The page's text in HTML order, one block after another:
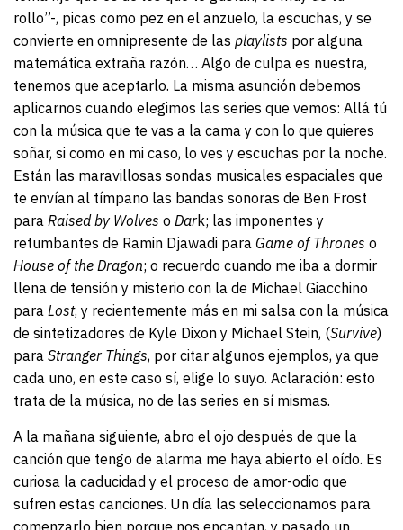
rollo”-, picas como pez en el anzuelo, la escuchas, y se
convierte en omnipresente de las playlists por alguna
matemática extraña razón… Algo de culpa es nuestra,
tenemos que aceptarlo. La misma asunción debemos
aplicarnos cuando elegimos las series que vemos: Allá tú
con la música que te vas a la cama y con lo que quieres
soñar, si como en mi caso, lo ves y escuchas por la noche.
Están las maravillosas sondas musicales espaciales que
te envían al tímpano las bandas sonoras de Ben Frost
para Raised by Wolves o Dark; las imponentes y
retumbantes de Ramin Djawadi para Game of Thrones o
House of the Dragon; o recuerdo cuando me iba a dormir
llena de tensión y misterio con la de Michael Giacchino
para Lost, y recientemente más en mi salsa con la música
de sintetizadores de Kyle Dixon y Michael Stein, (Survive)
para Stranger Things, por citar algunos ejemplos, ya que
cada uno, en este caso sí, elige lo suyo. Aclaración: esto
trata de la música, no de las series en sí mismas.
A la mañana siguiente, abro el ojo después de que la
canción que tengo de alarma me haya abierto el oído. Es
curiosa la caducidad y el proceso de amor-odio que
sufren estas canciones. Un día las seleccionamos para
comenzarlo bien porque nos encantan, y pasado un